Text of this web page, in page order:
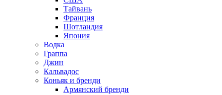
Тайвань
Франция
Шотландия
Япония
Водка
Граппа
Джин
Кальвадос
Коньяк и бренди
Армянский бренди